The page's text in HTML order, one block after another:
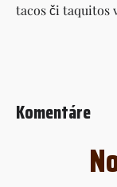
tacos či taquitos
Komentáre